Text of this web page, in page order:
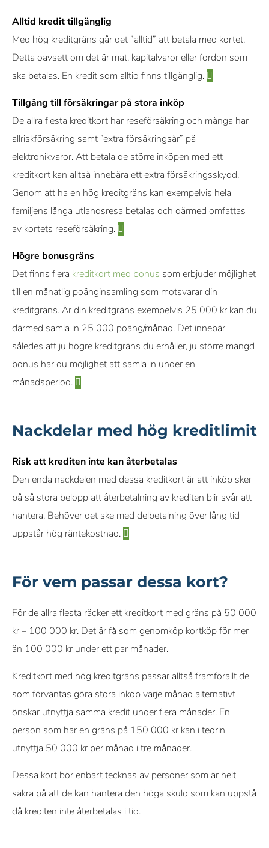
Alltid kredit tillgänglig
Med hög kreditgräns går det ”alltid” att betala med kortet.
Detta oavsett om det är mat, kapitalvaror eller fordon som
ska betalas. En kredit som alltid finns tillgänglig.
Tillgång till försäkringar på stora inköp
De allra flesta kreditkort har reseförsäkring och många har
allriskförsäkring samt ”extra försäkringsår” på
elektronikvaror. Att betala de större inköpen med ett
kreditkort kan alltså innebära ett extra försäkringsskydd.
Genom att ha en hög kreditgräns kan exempelvis hela
familjens långa utlandsresa betalas och därmed omfattas
av kortets reseförsäkring.
Högre bonusgräns
Det finns flera kreditkort med bonus som erbjuder möjlighet
till en månatlig poänginsamling som motsvarar din
kreditgräns. Är din kreditgräns exempelvis 25 000 kr kan du
därmed samla in 25 000 poäng/månad. Det innebär
således att ju högre kreditgräns du erhåller, ju större mängd
bonus har du möjlighet att samla in under en
månadsperiod.
Nackdelar med hög kreditlimit
Risk att krediten inte kan återbetalas
Den enda nackdelen med dessa kreditkort är att inköp sker
på så stora belopp att återbetalning av krediten blir svår att
hantera. Behöver det ske med delbetalning över lång tid
uppstår hög räntekostnad.
För vem passar dessa kort?
För de allra flesta räcker ett kreditkort med gräns på 50 000
kr – 100 000 kr. Det är få som genomköp kortköp för mer
än 100 000 kr under ett par månader.
Kreditkort med hög kreditgräns passar alltså framförallt de
som förväntas göra stora inköp varje månad alternativt
önskar utnyttja samma kredit under flera månader. En
person som har en gräns på 150 000 kr kan i teorin
utnyttja 50 000 kr per månad i tre månader.
Dessa kort bör enbart tecknas av personer som är helt
säkra på att de kan hantera den höga skuld som kan uppstå
då krediten inte återbetalas i tid.